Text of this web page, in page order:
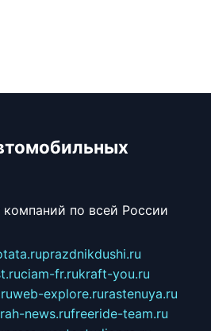
компаний по всей России
prazdnikdushi.ru
ciam-fr.rukraft-you.ru
web-explore.rurastenuya.ru
news.rufreeride-team.ru